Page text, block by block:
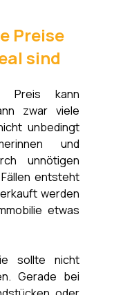
Preise
sind
Preis kann
zwar viele
unbedingt
und
unnötigen
entsteht
werden
etwas
sollte nicht
Gerade bei